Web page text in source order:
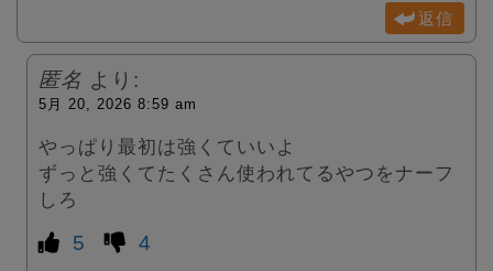
返信
匿名 より:
5月 20, 2026 8:59 am
やっぱり最初は強くていいよ
ずっと強くてたくさん使われてるやつをナーフ
しろ
5 4